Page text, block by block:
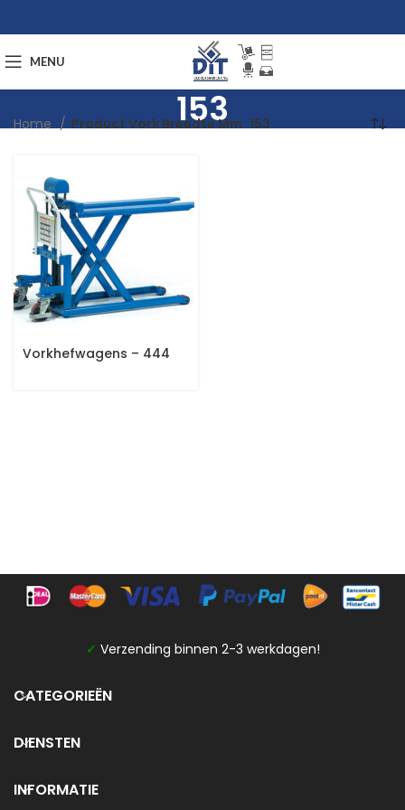
MENU
153
Home Product Vork Breedte Mm 153
Vorkhefwagens – 444
✓ Verzending binnen 2-3 werkdagen!
CATEGORIEËN
DIENSTEN
INFORMATIE